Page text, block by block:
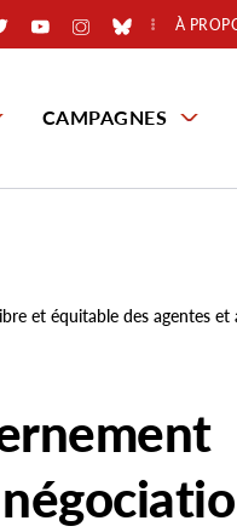
À
CAMPAGNES
et équitable des agentes et